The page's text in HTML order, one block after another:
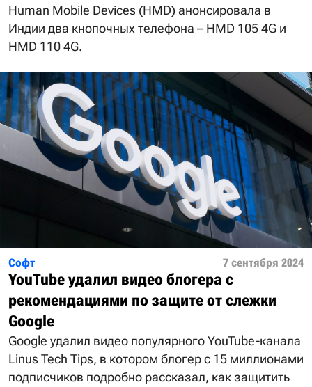
Human Mobile Devices (HMD) анонсировала в
Индии два кнопочных телефона – HMD 105 4G и
HMD 110 4G.
Софт 7 сентября 2024
YouTube удалил видео блогера с
рекомендациями по защите от слежки
Google
Google удалил видео популярного YouTube-канала
Linus Tech Tips, в котором блогер с 15 миллионами
подписчиков подробно рассказал, как защитить